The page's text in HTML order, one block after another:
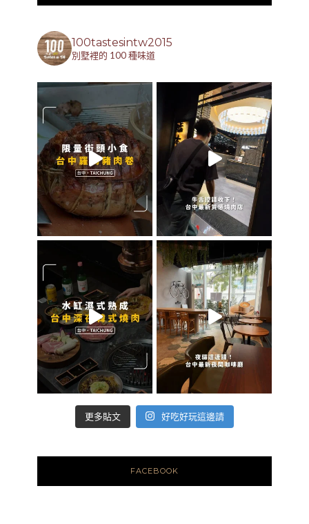
100tastesintw2015
別墅裡的 100 種味道
更多貼文 好吃好玩這邊請
FACEBOOK